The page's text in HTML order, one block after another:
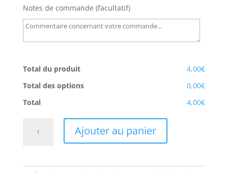
Notes de commande (facultatif)
Total du produit
4,00€
Total des options
0,00€
Total
4,00€
Piquant
Ajouter au panier